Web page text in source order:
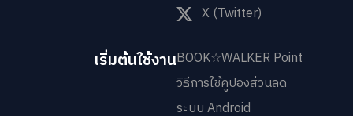
X (Twitter)
เริ่มต้นใช้งานBOOK☆WALKER Point
วิธีการใช้คูปองส่วนลด
ระบบ Android